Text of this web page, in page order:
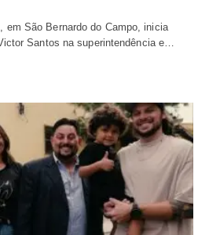
em São Bernardo do Campo, inicia
Santos na superintendência e…